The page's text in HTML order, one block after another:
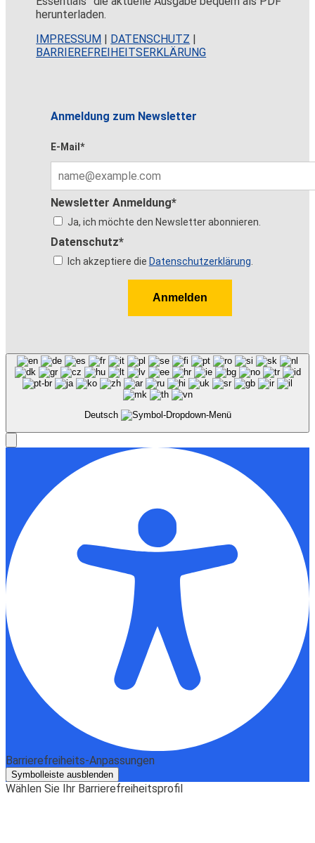
herunterladen.
IMPRESSUM
DATENSCHUTZ
BARRIEREFREIHEITSERKLÄRUNG
Anmeldung zum Newsletter
E-Mail*
Newsletter Anmeldung*
Ja, ich möchte den Newsletter abonnieren.
Datenschutz*
Ich akzeptiere die Datenschutzerklärung.
Anmelden
Deutsch
Barrierefreiheits-Anpassungen
Symbolleiste ausblenden
Wählen Sie Ihr Barrierefreiheitsprofil